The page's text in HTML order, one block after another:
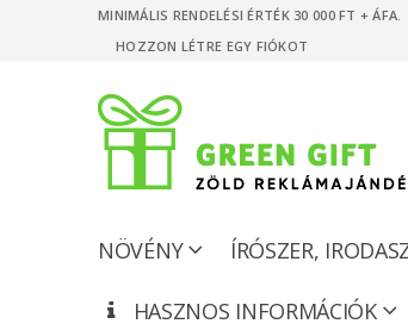
MINIMÁLIS RENDELÉSI ÉRTÉK 30 000 FT +
HOZZON LÉTRE EGY FIÓKOT
NÖVÉNY ÍRÓSZER,
HASZNOS INFORMÁCIÓK